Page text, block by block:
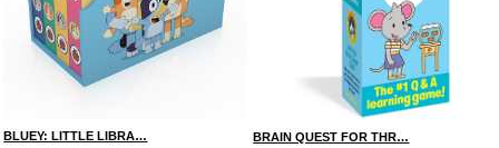
BLUEY: LITTLE LIBRA… BRAIN QUEST FOR THR…